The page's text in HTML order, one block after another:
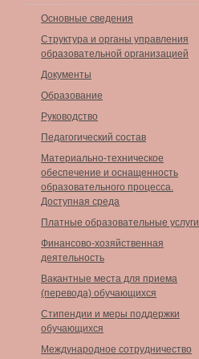
Основные сведения
Структура и органы управления
образовательной организацией
Документы
Образование
Руководство
Педагогический состав
Материально-техническое
обеспечение и оснащенность
образовательного процесса.
Доступная среда
Платные образовательные услуги
Финансово-хозяйственная
деятельность
Вакантные места для приема
(перевода) обучающихся
Стипендии и меры поддержки
обучающихся
Международное сотрудничество